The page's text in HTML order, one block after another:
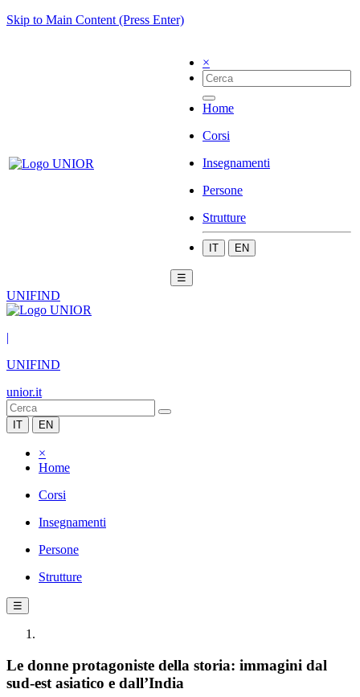
Skip to Main Content (Press Enter)
×
Home
Corsi
Insegnamenti
Persone
Strutture
IT EN
☰
UNIFIND
|
UNIFIND
unior.it
IT EN
×
Home
Corsi
Insegnamenti
Persone
Strutture
☰
Le donne protagoniste della storia: immagini dal
sud-est asiatico e dall’India